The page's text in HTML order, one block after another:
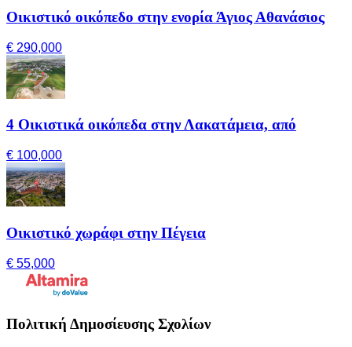
Οικιστικό οικόπεδο στην ενορία Άγιος Αθανάσιος
€ 290,000
4 Οικιστικά οικόπεδα στην Λακατάμεια, από
€ 100,000
Οικιστικό χωράφι στην Πέγεια
€ 55,000
Πολιτική Δημοσίευσης Σχολίων